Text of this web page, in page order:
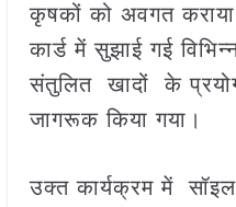
कृषकों को अवगत कराया
कार्ड में सुझाई गई
संतुलित खादों के
जागरूक किया गया।
उक्त कार्यक्रम में